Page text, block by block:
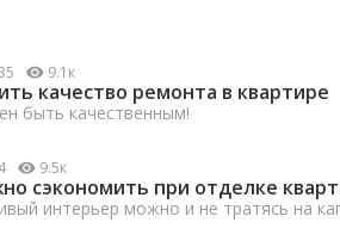
9.1к
качество ремонта в квартире
быть качественным!
9.5к
сэкономить при отделке
интерьер можно и не тратясь на